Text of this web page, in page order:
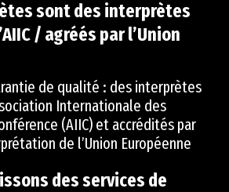
sont des interprètes
/ agréés par l’Union
de qualité : des interprètes
Internationale des
(AIIC) et accrédités par
de l’Union Européenne
des services de